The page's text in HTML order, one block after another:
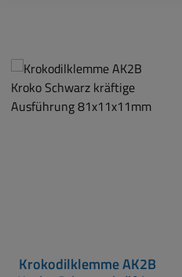
Krokodilklemme AK2B